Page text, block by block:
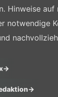
Hinweise auf
notwendige
→
→